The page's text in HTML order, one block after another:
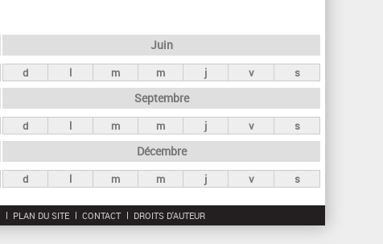
Juin
d l m m j v s
Septembre
d l m m j v s
Décembre
d l m m j v s
PLAN DU SITE CONTACT DROITS D'AUTEUR